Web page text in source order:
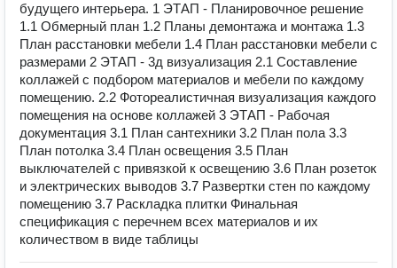
будущего интерьера. 1 ЭТАП - Планировочное решение
1.1 Обмерный план 1.2 Планы демонтажа и монтажа 1.3
План расстановки мебели 1.4 План расстановки мебели с
размерами 2 ЭТАП - 3д визуализация 2.1 Составление
коллажей с подбором материалов и мебели по каждому
помещению. 2.2 Фотореалистичная визуализация каждого
помещения на основе коллажей 3 ЭТАП - Рабочая
документация 3.1 План сантехники 3.2 План пола 3.3
План потолка 3.4 План освещения 3.5 План
выключателей с привязкой к освещению 3.6 План розеток
и электрических выводов 3.7 Развертки стен по каждому
помещению 3.7 Раскладка плитки Финальная
спецификация с перечнем всех материалов и их
количеством в виде таблицы